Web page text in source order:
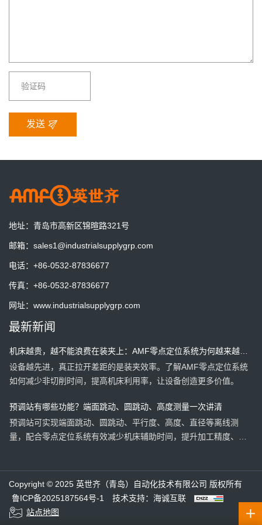
发送
地址： 青岛市高新区锦暄路321号
邮箱： sales1@industrialsupplygrp.com
电话： +86-0532-87836677
传真： +86-0532-87836677
网址： www.industrialsupplygrp.com
最新新闻
更好的适应工业4.0的要求
AMF零点定位系统增加夹紧信号检测，与机器人和机床完美贴合，
实现加工的柔性化和自动化
AMF德国将展出最新零点定位系统技术
一套预调站一天到底能节省多少时间？算一笔账就明白了
一套预调站，一天能节省多少时间？算一笔账，也许答案比你想象
零点定位系统为什么能做到0.003mm重复定位？
淆的几个关键概念。
机床等待时间长、工件越来越大、加工精度要求不断提升……当生
产现场出现这些情况时，也许是时候重新思考工艺流程了。
机床越贵，越不能浪费在装夹上：AMF零点定位系统为何越来越受
欢迎？
设备越先进，真正拉开差距的是装夹效率。了解AMF零点定位系统
如何减少非切削时间，提高机床利用率，让设备创造更多价值。
预调站有哪些功能？端面跳动、圆跳动、高度测量一次讲清
预调站可实现端面跳动、圆跳动、平行度、高度、直径等离线测
量，配合零点定位系统有效减少机床辅助时间，提升加工精度、设
时在新能源汽车母排生产中，AMF英世齐零点定位系统通过标准化接
口与高精度快速定位技术，将原本数小时的换型流程缩短至约1小
时，助力企业高效应对多品种、小批量柔性制造需求。
预调站的价值，不只是提高效率，更是把问题提前发现
Copyright © 2025 英世齐（青岛）自动化技术有限公司 版权所有
鲁ICP备2025187564号-1
技术支持：海诚互联
站点地图